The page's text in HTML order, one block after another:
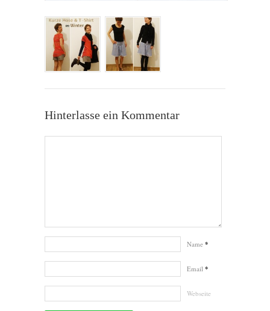
Hinterlasse ein Kommentar
Name *
Email *
Webseite